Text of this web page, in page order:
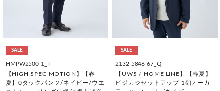
SALE
HMPW2500-1_T
【HIGH SPEC MOTION】【春
夏】0タックパンツ/ネイビー/ウエ
SALE
2132-5846-67_Q
【UWS / HOME LINE】【春夏】
ビジカジセットアップ 1釦ノーカ